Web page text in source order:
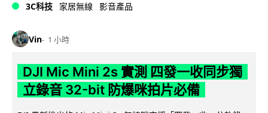
3C科技 家居無線 影音產品
Vin 1 小時
DJI Mic Mini 2s 實測 四發一收同步獨
立錄音 32-bit 防爆咪拍片必備